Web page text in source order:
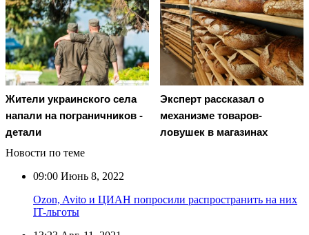
Жители украинского села
напали на пограничников -
детали
Эксперт рассказал о
механизме товаров-
ловушек в магазинах
Новости по теме
09:00 Июнь 8, 2022
Ozon, Avito и ЦИАН попросили распространить на них
IT-льготы